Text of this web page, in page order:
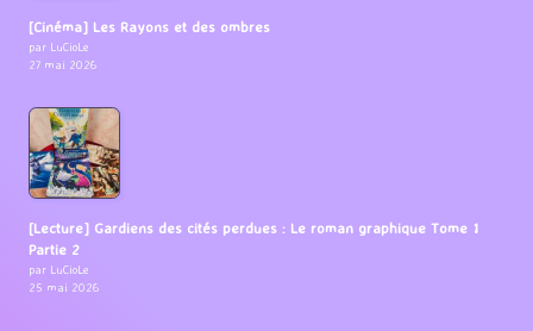
[Cinéma] Les Rayons et des ombres
par LuCioLe
27 mai 2026
[Lecture] Gardiens des cités perdues : Le roman graphique Tome 1
Partie 2
par LuCioLe
25 mai 2026